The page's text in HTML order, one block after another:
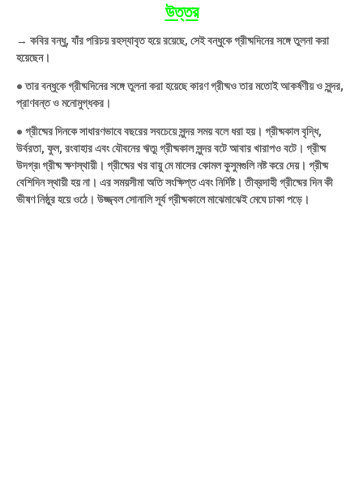
উত্তর
→ কবির বন্ধু, যাঁর পরিচয় রহস্যাবৃত হয়ে রয়েছে, সেই বন্ধুকে গ্রীষ্মদিনের সঙ্গে তুলনা করা
হয়েছেন।
● তার বন্ধুকে গ্রীষ্মদিনের সঙ্গে তুলনা করা হয়েছে কারণ গ্রীষ্মও তার মতােই আকর্ষণীয় ও সুন্দর,
প্রাণবন্ত ও মনােমুগ্ধকর।
● গ্রীষ্মের দিনকে সাধারণভাবে বছরের সবচেয়ে সুন্দর সময় বলে ধরা হয়। গ্রীষ্মকাল বৃদ্ধি,
উর্বরতা, ফুল, রংবাহার এবং যৌবনের ঋতু৷ গ্রীষ্মকাল সুন্দর বটে আবার খারাপও বটে। গ্রীষ্ম
উদগ্র৷ গ্রীষ্ম ক্ষণস্থায়ী। গ্রীষ্মের খর বায়ু মে মাসের কোমল কুসুমগুলি নষ্ট করে দেয়। গ্রীষ্ম
বেশিদিন স্থায়ী হয় না। এর সময়সীমা অতি সংক্ষিপ্ত এবং নির্দিষ্ট। তীব্রদাহী গ্রীষ্মের দিন কী
ভীষণ নিষ্ঠুর হয়ে ওঠে। উজ্জ্বল সােনালি সূর্য গ্রীষ্মকালে মাঝেমাঝেই মেঘে ঢাকা পড়ে।